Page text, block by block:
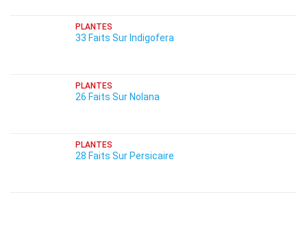
PLANTES
33 Faits Sur Indigofera
PLANTES
26 Faits Sur Nolana
PLANTES
28 Faits Sur Persicaire